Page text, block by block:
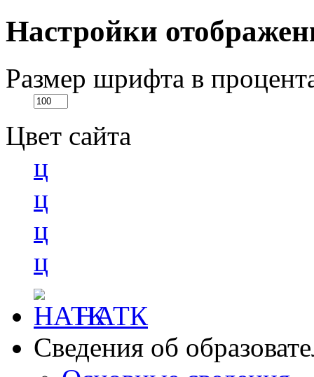
Настройки
Размер шрифта в
Цвет сайта
ц
ц
ц
ц
НАТК
Сведения об